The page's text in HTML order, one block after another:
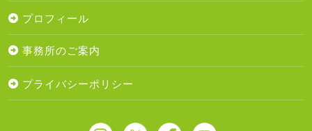
プロフィール
事務所のご案内
プライバシーポリシー